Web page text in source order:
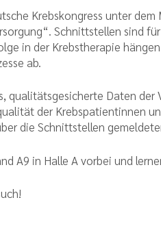
Krebskongress unter
Schnittstellen sind
in der Krebstherapie
ab.
qualitätsgesicherte Daten
der Krebspatientinnen
die Schnittstellen
A9 in Halle A vorbei und